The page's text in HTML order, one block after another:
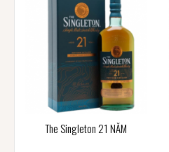
The Singleton 21 NĂM